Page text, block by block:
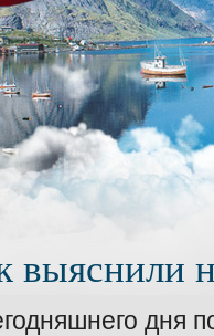
выяснили
дня